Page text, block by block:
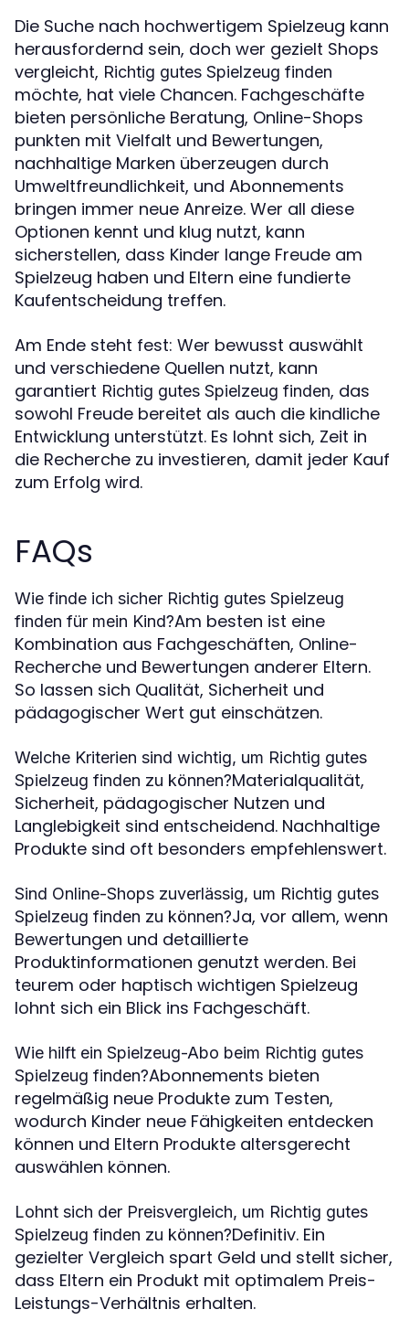
Die Suche nach hochwertigem Spielzeug kann
herausfordernd sein, doch wer gezielt Shops
vergleicht, Richtig gutes Spielzeug finden
möchte, hat viele Chancen. Fachgeschäfte
bieten persönliche Beratung, Online-Shops
punkten mit Vielfalt und Bewertungen,
nachhaltige Marken überzeugen durch
Umweltfreundlichkeit, und Abonnements
bringen immer neue Anreize. Wer all diese
Optionen kennt und klug nutzt, kann
sicherstellen, dass Kinder lange Freude am
Spielzeug haben und Eltern eine fundierte
Kaufentscheidung treffen.
Am Ende steht fest: Wer bewusst auswählt
und verschiedene Quellen nutzt, kann
garantiert Richtig gutes Spielzeug finden, das
sowohl Freude bereitet als auch die kindliche
Entwicklung unterstützt. Es lohnt sich, Zeit in
die Recherche zu investieren, damit jeder Kauf
zum Erfolg wird.
FAQs
Wie finde ich sicher Richtig gutes Spielzeug
finden für mein Kind?Am besten ist eine
Kombination aus Fachgeschäften, Online-
Recherche und Bewertungen anderer Eltern.
So lassen sich Qualität, Sicherheit und
pädagogischer Wert gut einschätzen.
Welche Kriterien sind wichtig, um Richtig gutes
Spielzeug finden zu können?Materialqualität,
Sicherheit, pädagogischer Nutzen und
Langlebigkeit sind entscheidend. Nachhaltige
Produkte sind oft besonders empfehlenswert.
Sind Online-Shops zuverlässig, um Richtig gutes
Spielzeug finden zu können?Ja, vor allem, wenn
Bewertungen und detaillierte
Produktinformationen genutzt werden. Bei
teurem oder haptisch wichtigen Spielzeug
lohnt sich ein Blick ins Fachgeschäft.
Wie hilft ein Spielzeug-Abo beim Richtig gutes
Spielzeug finden?Abonnements bieten
regelmäßig neue Produkte zum Testen,
wodurch Kinder neue Fähigkeiten entdecken
können und Eltern Produkte altersgerecht
auswählen können.
Lohnt sich der Preisvergleich, um Richtig gutes
Spielzeug finden zu können?Definitiv. Ein
gezielter Vergleich spart Geld und stellt sicher,
dass Eltern ein Produkt mit optimalem Preis-
Leistungs-Verhältnis erhalten.